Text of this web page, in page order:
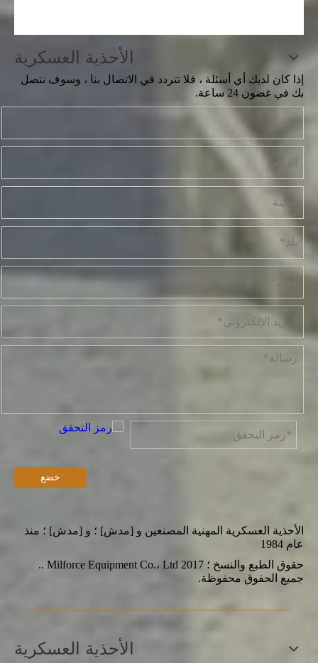
الأحذية العسكرية
إذا كان لديك أي أسئلة ، فلا تتردد في الاتصال بنا ، وسوف نتصل
بك في غضون 24 ساعة.
خضع
الأحذية العسكرية المهنية المصنعين و [مدش] ؛ و [مدش] ؛ منذ
عام 1984
حقوق الطبع والنسخ ؛ 2017 Milforce Equipment Co.، Ltd ..
جميع الحقوق محفوظة.
الأحذية العسكرية